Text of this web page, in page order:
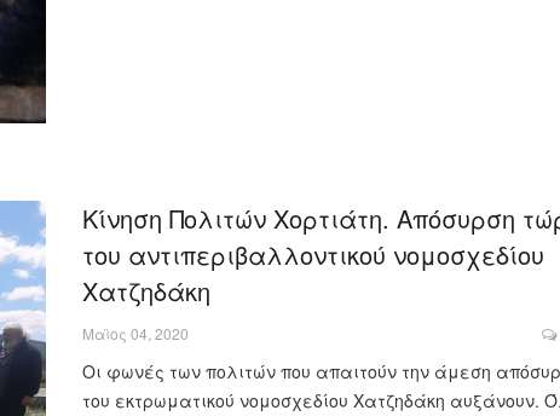
Κίνηση Πολιτών Χορτιάτη. Απόσυρση
του αντιπεριβαλλοντικού νομοσχεδίου
Χατζηδάκη
Μαϊος 04, 2020
Οι φωνές των πολιτών που απαιτούν την άμεση
του εκτρωματικού νομοσχεδίου Χατζηδάκη αυξάνουν.